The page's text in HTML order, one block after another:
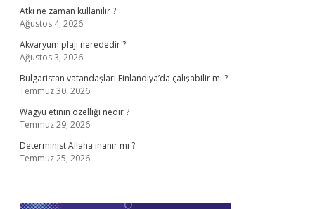
Atkı ne zaman kullanılır ?
Ağustos 4, 2026
Akvaryum plajı nerededir ?
Ağustos 3, 2026
Bulgaristan vatandaşları Finlandiya’da çalışabilir mi ?
Temmuz 30, 2026
Wagyu etinin özelliği nedir ?
Temmuz 29, 2026
Determinist Allaha inanır mı ?
Temmuz 25, 2026